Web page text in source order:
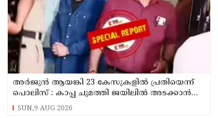
അര്‍ജുന്‍ ആയങ്കി 23 കേസുകളില്‍ പ്രതിയെന്ന്
പൊലിസ് : കാപ്പ ചുമത്തി ജയിലില്‍ അടക്കാന്‍
നീക്കം
SUN,9 AUG 2026